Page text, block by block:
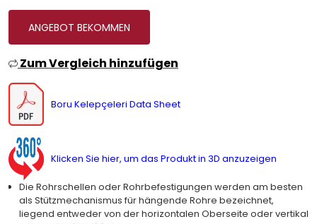
ANGEBOT BEKOMMEN
Zum Vergleich hinzufügen
Boru Kelepçeleri Data Sheet
Klicken Sie hier, um das Produkt in 3D anzuzeigen
Die Rohrschellen oder Rohrbefestigungen werden am besten
als Stützmechanismus für hängende Rohre bezeichnet,
liegend entweder von der horizontalen Oberseite oder vertikal